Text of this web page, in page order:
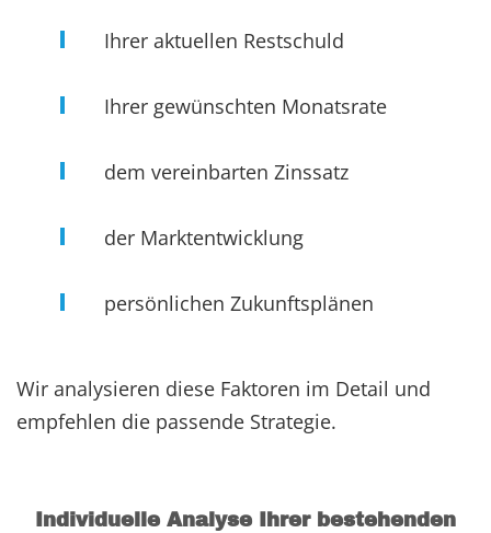
Ihrer aktuellen Restschuld
Ihrer gewünschten Monatsrate
dem vereinbarten Zinssatz
der Marktentwicklung
persönlichen Zukunftsplänen
Wir analysieren diese Faktoren im Detail und
empfehlen die passende Strategie.
Individuelle Analyse Ihrer bestehenden